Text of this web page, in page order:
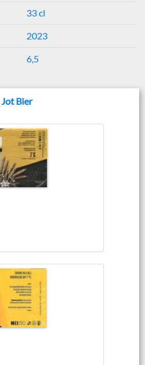
33 cl
2023
6,5
Jot Bier